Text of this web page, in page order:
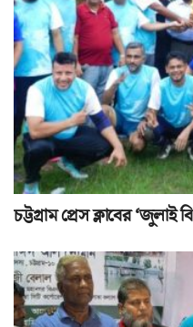
চট্টগ্রাম প্রেস ক্লাবের ‘জুলাই